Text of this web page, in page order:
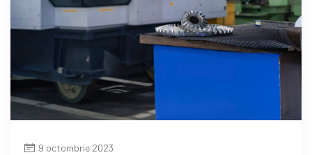
9 octombrie 2023